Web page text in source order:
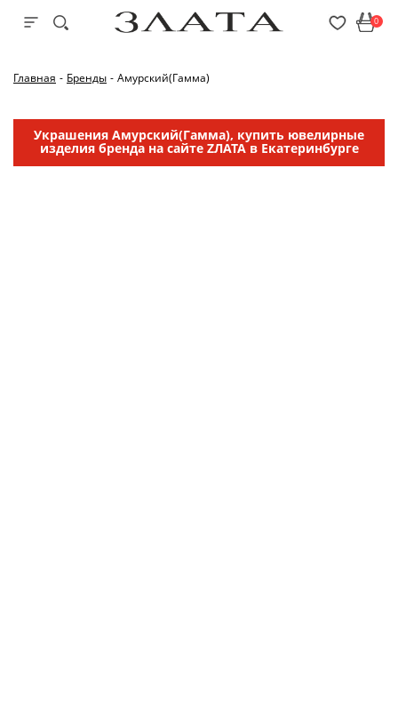
0
Главная - Бренды - Амурский(Гамма)
Украшения Амурский(Гамма), купить ювелирные
изделия бренда на сайте ZЛАТА в Екатеринбурге